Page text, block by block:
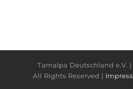
Tamalpa Deutschland e.V. |
All Rights Reserved |